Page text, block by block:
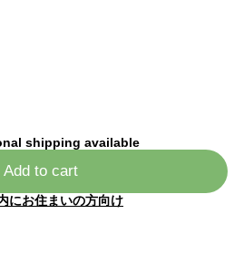
shipping available
Add to cart
にお住まいの方向け